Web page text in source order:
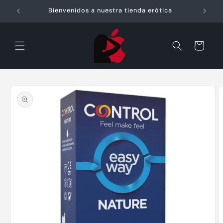
directamente
al contenido
Bienvenidos a nuestra tienda erótica
Carrito
a la
información